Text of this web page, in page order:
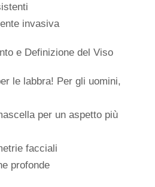
invasiva
e Definizione del Viso
le labbra! Per gli uomini,
per un aspetto più
facciali
profonde